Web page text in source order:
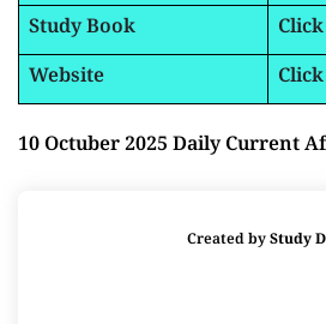
Study Book
Website
10 Octuber 2025 Daily Current
Created byStudy